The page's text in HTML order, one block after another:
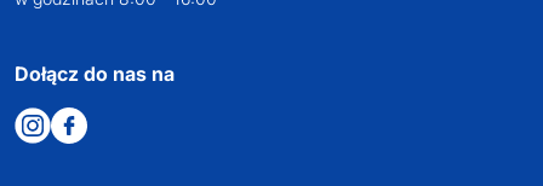
Dołącz do nas na